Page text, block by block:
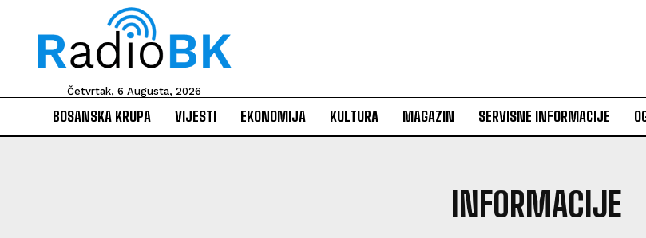
Četvrtak, 6 Augusta, 2026
BOSANSKA KRUPA VIJESTI EKONOMIJA KULTURA MAGAZIN SERVISNE INFORMACIJE
INFORMACIJE